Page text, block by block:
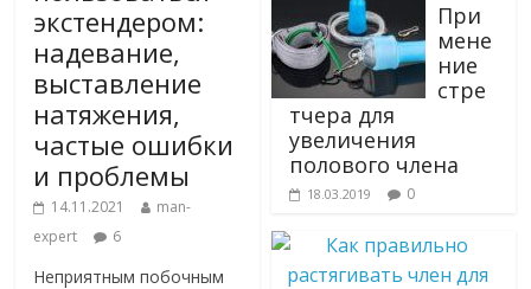
экстендером:
надевание,
выставление
натяжения,
частые ошибки
и проблемы
14.11.2021
man-
expert
6
Неприятным побочным
При
мене
ние
стре
тчера для
увеличения
полового члена
18.03.2019 0